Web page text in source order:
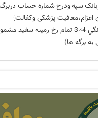
سپه ودرج شماره حساب
اعزام،معافیت پزشکی وکفالت)
یک قطعه عکس رنگي 4×3 تمام رخ زمينه
برگه ها)